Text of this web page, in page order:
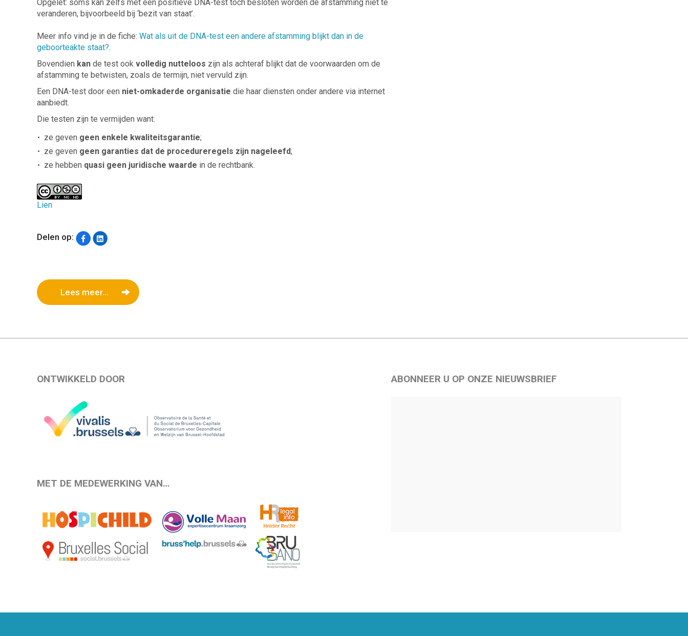
Opgelet: soms kan zelfs met een positieve DNA-test toch besloten worden de afstamming niet te
veranderen, bijvoorbeeld bij ‘bezit van staat’.
Meer info vind je in de fiche: Wat als uit de DNA-test een andere afstamming blijkt dan in de
geboorteakte staat?.
Bovendien kan de test ook volledig nutteloos zijn als achteraf blijkt dat de voorwaarden om de
afstamming te betwisten, zoals de termijn, niet vervuld zijn.
Een DNA-test door een niet-omkaderde organisatie die haar diensten onder andere via internet
aanbiedt.
Die testen zijn te vermijden want:
ze geven geen enkele kwaliteitsgarantie;
ze geven geen garanties dat de procedureregels zijn nageleefd;
ze hebben quasi geen juridische waarde in de rechtbank.
Lien
Delen op:
Lees meer...
ONTWIKKELD DOOR
MET DE MEDEWERKING VAN…
ABONNEER U OP ONZE NIEUWSBRIEF